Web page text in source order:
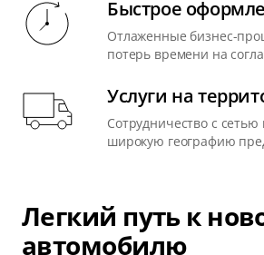
Быстрое
Отлаженные бизнес-
потерь времени на
Услуги на
Сотрудничество с
широкую географию
Легкий путь к
автомобилю